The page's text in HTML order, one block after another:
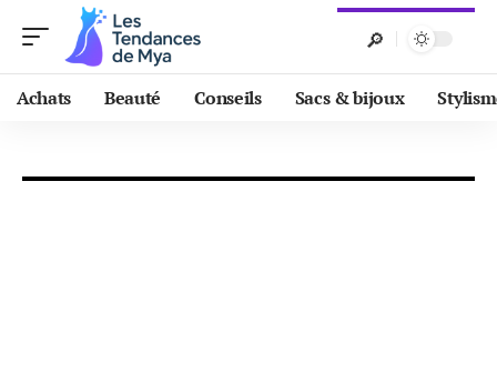
Achats Beauté Conseils Sacs & bijoux